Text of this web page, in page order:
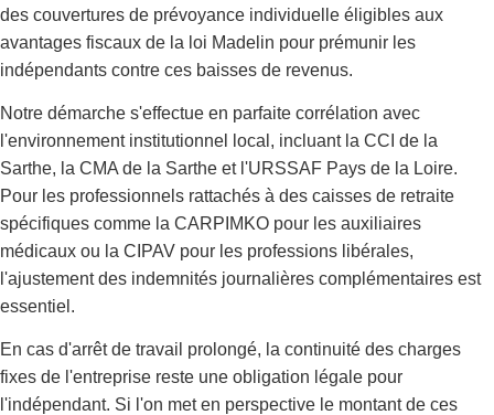
des couvertures de prévoyance individuelle éligibles aux
avantages fiscaux de la loi Madelin pour prémunir les
indépendants contre ces baisses de revenus.
Notre démarche s'effectue en parfaite corrélation avec
l'environnement institutionnel local, incluant la CCI de la
Sarthe, la CMA de la Sarthe et l'URSSAF Pays de la Loire.
Pour les professionnels rattachés à des caisses de retraite
spécifiques comme la CARPIMKO pour les auxiliaires
médicaux ou la CIPAV pour les professions libérales,
l'ajustement des indemnités journalières complémentaires est
essentiel.
En cas d'arrêt de travail prolongé, la continuité des charges
fixes de l'entreprise reste une obligation légale pour
l'indépendant. Si l'on met en perspective le montant de ces